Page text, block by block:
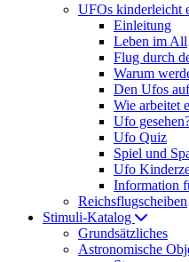
UFOs kinderleicht
Einleitung
Leben im All
Flug durch
Warum
Den Ufos
Wie arbeitet
Ufo
Ufo Quiz
Spiel und
Ufo
Information
Reichsflugscheiben
Stimuli-Katalog
Grundsätzliches
Astronomische